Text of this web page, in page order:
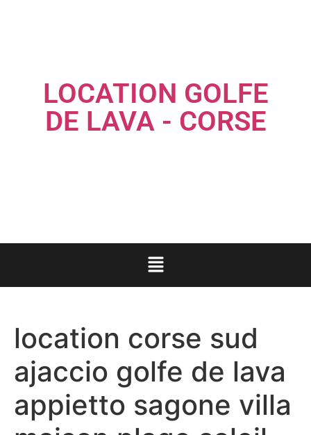
LOCATION GOLFE
DE LAVA - CORSE
location corse sud
ajaccio golfe de lava
appietto sagone villa